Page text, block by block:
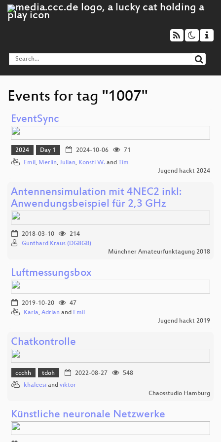
Events for tag "1007"
EventSync
2024 Day 1 2024-10-06
71
Emil , Merlin, Julian, Konsti W. and Tim
Jugend hackt 2024
Antennensimulation mit 4NEC2 inkl:
Anwendungsbeispiel für 2,3 GHz
2018-03-10
214
Gunthard Kraus (DG8GB)
Münchner Amateurfunktagung 2018
Luftmessungsbox
2019-10-20
47
Karla, Adrian and Emil
Jugend hackt 2019
Chatkontrolle
ccchh tdoh 2022-08-27
548
khaleesi and viktor
Chaosstudio Hamburg
Künstliche neuronale Netzwerke